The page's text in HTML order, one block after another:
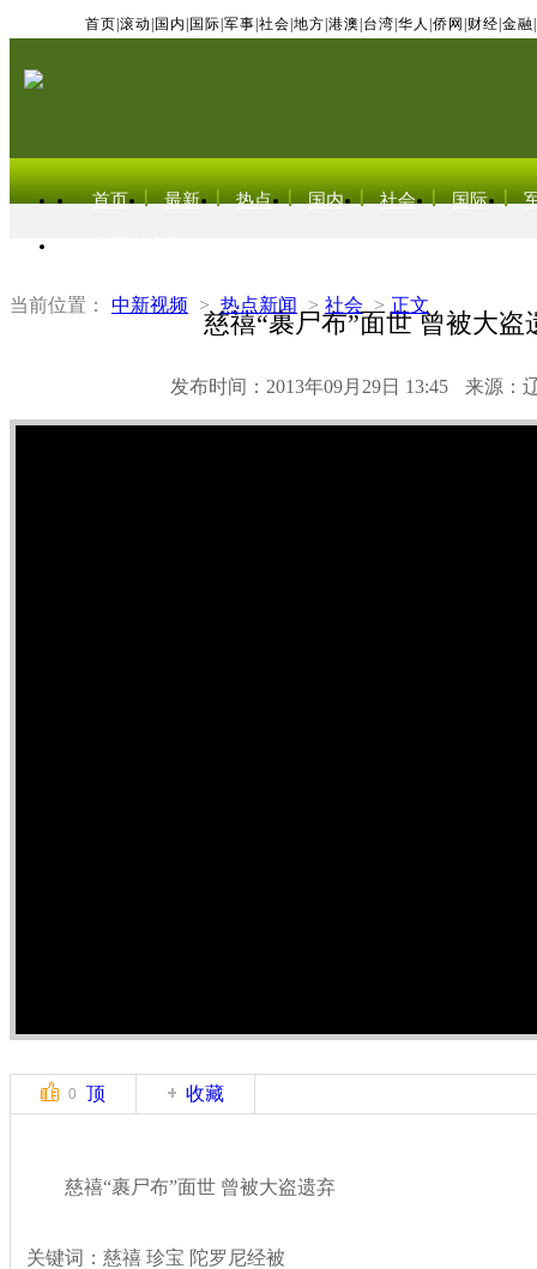
首页 滚动 国内 国际 军事 社会 地方 港澳 台湾 华人 侨网 财经 金融
首页 最新 热点 国内 社会 国际
当前位置： 中新视频 > 热点新闻 > 社会 > 正文
慈禧“裹尸布”面世 曾被大盗
发布时间：2013年09月29日 13:45 来源：
0 顶 收藏
慈禧“裹尸布”面世 曾被大盗遗弃
关键词：慈禧 珍宝 陀罗尼经被